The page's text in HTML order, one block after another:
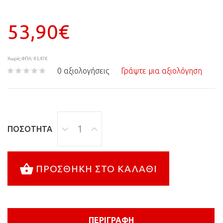
53,90€
Χωρίς ΦΠΑ: 43,47€
0 αξιολογήσεις Γράψτε μια αξιολόγηση
ΠΟΣΌΤΗΤΑ
ΠΡΟΣΘΉΚΗ ΣΤΟ ΚΑΛΆΘΙ
ΠΕΡΙΓΡΑΦΉ